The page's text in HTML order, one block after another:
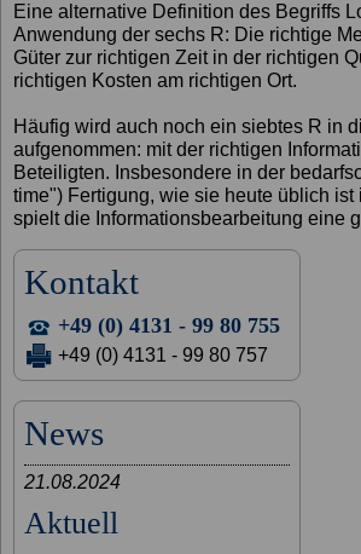
Eine alternative Definition des Begriffs
Anwendung der sechs R: Die richtige
Güter zur richtigen Zeit in der richtigen
richtigen Kosten am richtigen Ort.
Häufig wird auch noch ein siebtes R in
aufgenommen: mit der richtigen
Beteiligten. Insbesondere in der
time") Fertigung, wie sie heute üblich ist
spielt die Informationsbearbeitung eine
Kontakt
+49 (0) 4131 - 99 80 755
+49 (0) 4131 - 99 80 757
News
21.08.2024
Aktuell